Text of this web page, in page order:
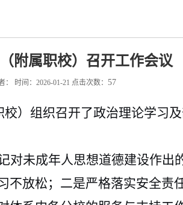
附属职校）召开工作会议
： 时间：2026-01-21 点击次数： 57
） 组织召开了政治理论学习及
对未成年人思想道德建设作出
不放松；二是严格落实安全责